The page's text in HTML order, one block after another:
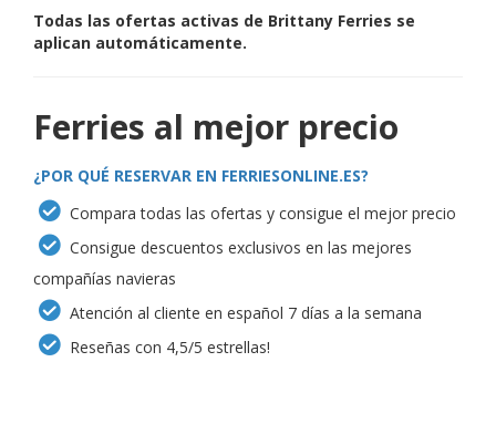
Todas las ofertas activas de Brittany Ferries se
aplican automáticamente.
Ferries al mejor precio
¿POR QUÉ RESERVAR EN FERRIESONLINE.ES?
Compara todas las ofertas y consigue el mejor precio
Consigue descuentos exclusivos en las mejores
compañías navieras
Atención al cliente en español 7 días a la semana
Reseñas con 4,5/5 estrellas!